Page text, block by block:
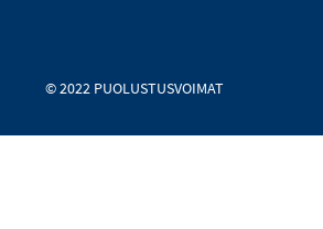
© 2022 PUOLUSTUSVOIMAT